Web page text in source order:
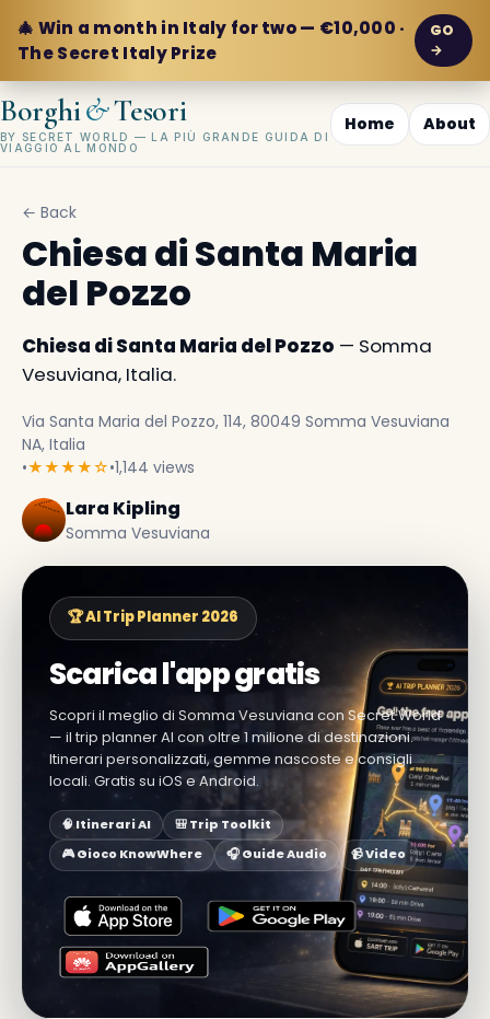
🎄 Win a month in Italy for two — €10,000 ·
The Secret Italy Prize
GO
→
Borghi&Tesori
BY SECRET WORLD — LA PIÙ GRANDE GUIDA DI
VIAGGIO AL MONDO
Home About
← Back
Chiesa di Santa Maria
del Pozzo
Chiesa di Santa Maria del Pozzo — Somma
Vesuviana, Italia.
Via Santa Maria del Pozzo, 114, 80049 Somma Vesuviana
NA, Italia
•★★★★☆•1,144 views
Lara Kipling
Somma Vesuviana
🏆 AI Trip Planner 2026
Scarica l'app gratis
Scopri il meglio di Somma Vesuviana con Secret World
— il trip planner AI con oltre 1 milione di destinazioni.
Itinerari personalizzati, gemme nascoste e consigli
locali. Gratis su iOS e Android.
🧠 Itinerari AI
🎒 Trip Toolkit
🎮 Gioco KnowWhere
🎧 Guide Audio 📹 Video